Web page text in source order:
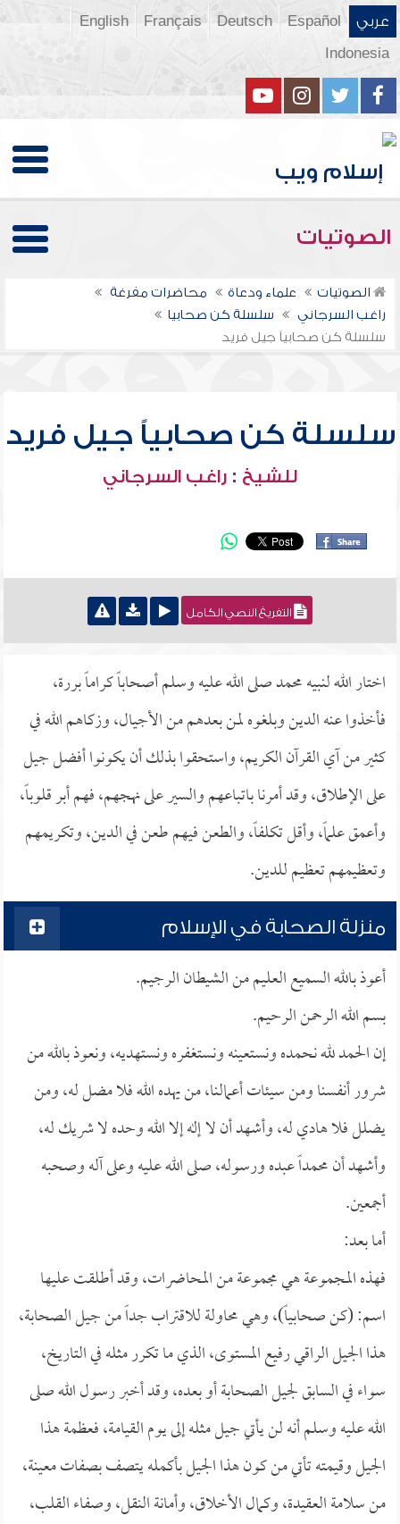
عربي Español
Deutsch
Français
English
Indonesia
الصوتيات
الصوتيات علماء ودعاة
محاضرات مفرغة
راغب السرجاني
سلسلة كن صحابيا
سلسلة كن صحابياً جيل فريد
سلسلة كن صحابياً جيل فريد
للشيخ : راغب السرجاني
التفريغ النصي الكامل
اختار الله لنبيه محمد صلى الله عليه وسلم أصحاباً كراماً بررة،
فأخذوا عنه الدين وبلغوه لمن بعدهم من الأجيال، وزكاهم الله في
كثير من آي القرآن الكريم، واستحقوا بذلك أن يكونوا أفضل جيل
على الإطلاق، وقد أمرنا باتباعهم والسير على نهجهم، فهم أبر قلوباً،
وأعمق علماً، وأقل تكلفاً، والطعن فيهم طعن في الدين، وتكريمهم
وتعظيمهم تعظيم للدين.
منزلة الصحابة في الإسلام
أعوذ بالله السميع العليم من الشيطان الرجيم.
بسم الله الرحمن الرحيم.
إن الحمد لله نحمده ونستعينه ونستغفره ونستهديه، ونعوذ بالله من
شرور أنفسنا ومن سيئات أعمالنا، من يهده الله فلا مضل له، ومن
يضلل فلا هادي له، وأشهد أن لا إله إلا الله وحده لا شريك له،
وأشهد أن محمداً عبده ورسوله، صلى الله عليه وعلى آله وصحبه
أجمعين.
أما بعد:
فهذه المجموعة هي مجموعة من المحاضرات، وقد أطلقت عليها
اسم: (كن صحابياً)، وهي محاولة للاقتراب جداً من جيل الصحابة،
هذا الجيل الراقي رفيع المستوى، الذي ما تكرر مثله في التاريخ،
سواء في السابق لجيل الصحابة أو بعده، وقد أخبر رسول الله صلى
الله عليه وسلم أنه لن يأتي جيل مثله إلى يوم القيامة، فعظمة هذا
الجيل وقيمته تأتي من كون هذا الجيل بأكمله يتصف بصفات معينة،
من سلامة العقيدة، وكمال الأخلاق، وأمانة النقل، وصفاء القلب،